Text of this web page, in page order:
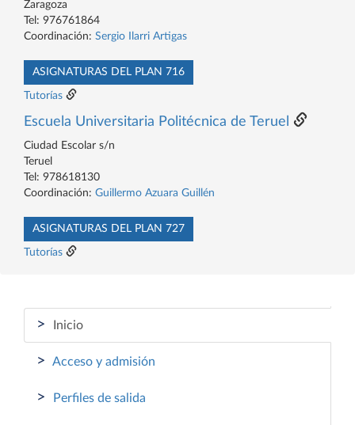
Zaragoza
Tel: 976761864
Coordinación: Sergio Ilarri Artigas
ASIGNATURAS DEL PLAN 716
Tutorías
Escuela Universitaria Politécnica de Teruel
Ciudad Escolar s/n
Teruel
Tel: 978618130
Coordinación: Guillermo Azuara Guillén
ASIGNATURAS DEL PLAN 727
Tutorías
> Inicio
> Acceso y admisión
> Perfiles de salida